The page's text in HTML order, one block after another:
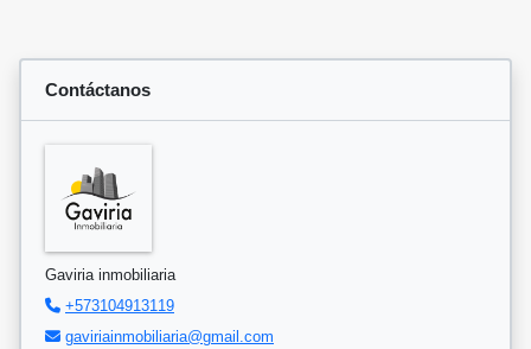
Contáctanos
Gaviria inmobiliaria
+573104913119
gaviriainmobiliaria@gmail.com